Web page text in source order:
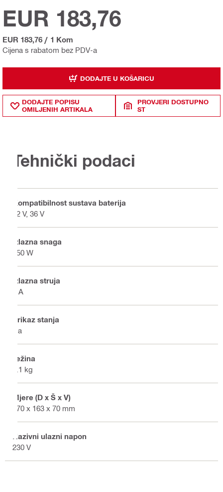
Cijena s rabatom bez PDV-a
EUR 183,76
EUR 183,76 / 1 Kom
DODAJTE U KOŠARICU
DODAJTE POPISU
OMILJENIH ARTIKALA
PROVJERI DOSTUPNO
ST
Tehnički podaci
Kompatibilnost sustava baterija
22 V, 36 V
Izlazna snaga
350 W
Izlazna struja
9 A
Prikaz stanja
Da
Težina
1.1 kg
Mjere (D x Š x V)
170 x 163 x 70 mm
Nazivni ulazni napon
230 V